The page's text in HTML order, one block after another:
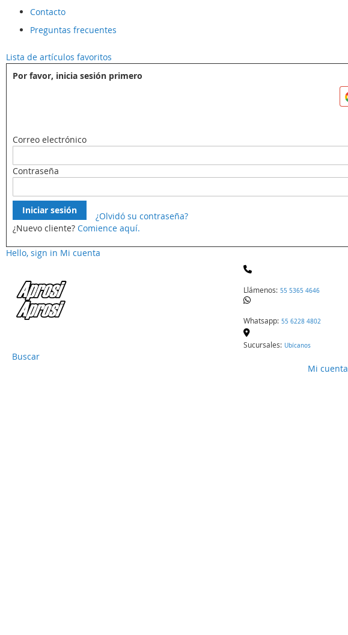
Contacto
Preguntas frecuentes
Lista de artículos favoritos
Por favor, inicia sesión primero
Correo electrónico
Contraseña
Iniciar sesión
¿Olvidó su contraseña?
¿Nuevo cliente? Comience aquí.
Hello, sign in Mi cuenta
Llámenos: 55 5365 4646
Whatsapp: 55 6228 4802
Sucursales: Ubícanos
Buscar
Mi cuenta